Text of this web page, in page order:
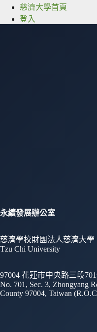
慈濟大學首頁
登入
永續發展辦公室
慈濟學校財團法人慈濟大學
Tzu Chi University
97004 花蓮市中央路三段
No. 701, Sec. 3, Zhongyang
County 97004, Taiwan